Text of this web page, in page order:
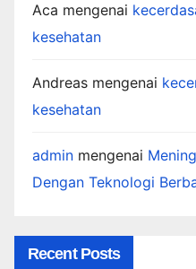
Aca mengenai
kesehatan
Andreas mengenai
kesehatan
admin mengenai
Dengan Teknologi
Recent Posts